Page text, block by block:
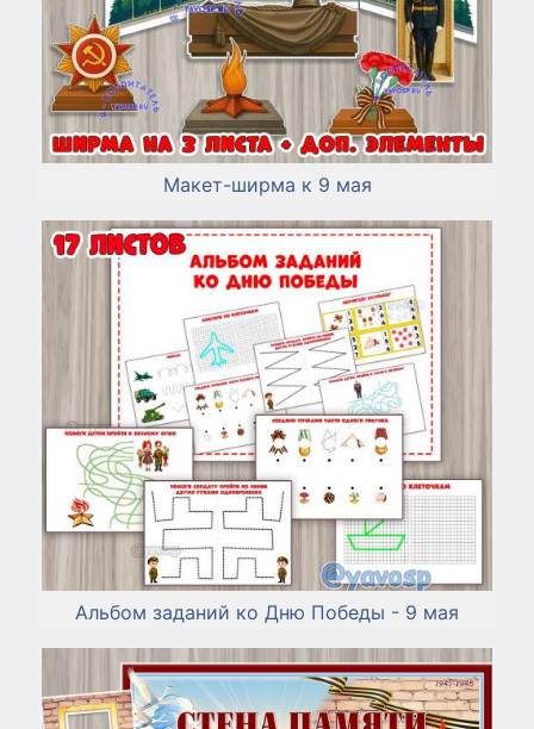
Макет-ширма к 9 мая
Альбом заданий ко Дню Победы - 9 мая